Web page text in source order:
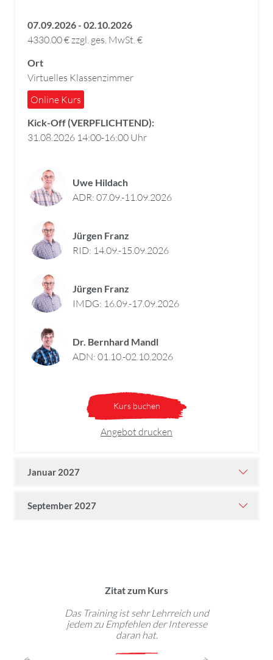
07.09.2026 - 02.10.2026
4330.00 € zzgl. ges. MwSt. €
Ort
Virtuelles Klassenzimmer
Online Kurs
Kick-Off (VERPFLICHTEND):
31.08.2026 14:00-16:00 Uhr
Uwe Hildach
ADR: 07.09.-11.09.2026
Jürgen Franz
RID: 14.09.-15.09.2026
Jürgen Franz
IMDG: 16.09.-17.09.2026
Dr. Bernhard Mandl
ADN: 01.10.-02.10.2026
Kurs buchen
Angebot drucken
Januar 2027
September 2027
Zitat zum Kurs
Das Training ist sehr Lehrreich und
jedem zu Empfehlen der Interesse
daran hat.